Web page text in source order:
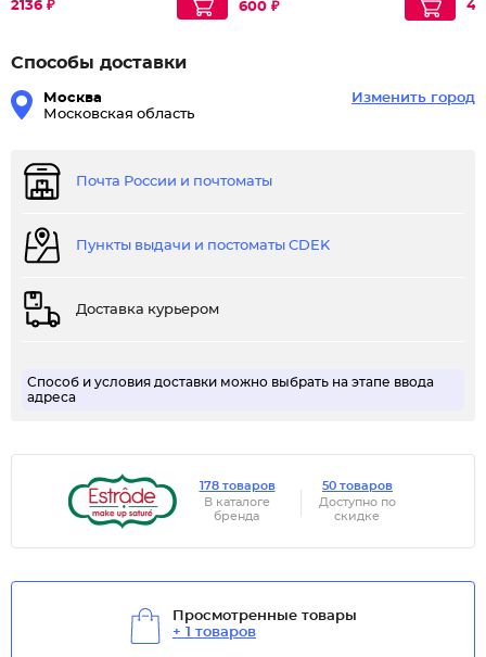
2136 ₽ 600 ₽
Способы доставки
Москва
Московская область
Изменить город
Почта России и почтоматы
Пункты выдачи и постоматы CDEK
Доставка курьером
Способ и условия доставки можно выбрать на этапе ввода
адреса
178 товаров
В каталоге
бренда
50 товаров
Доступно по
скидке
Просмотренные товары
+ 1 товаров